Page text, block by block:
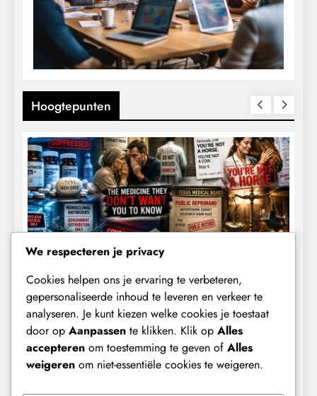
Hoogtepunten
CENSUUR CONTROLE
De medicatie die volgens sommige
kankerpatiënten verborgen blijft voor
hun eigen arts.
We respecteren je privacy
Cookies helpen ons je ervaring te verbeteren,
gepersonaliseerde inhoud te leveren en verkeer te
analyseren. Je kunt kiezen welke cookies je toestaat
door op Aanpassen te klikken. Klik op Alles
accepteren om toestemming te geven of Alles
weigeren om niet-essentiële cookies te weigeren.